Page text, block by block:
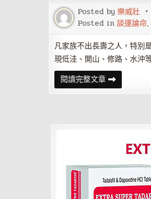
Posted by 樂威壯
Posted in 談運論命,
凡家族不出長壽之人，特別
現低洼、開山、修路、水沖
閱讀完整文章祖
墳
五
后
兇